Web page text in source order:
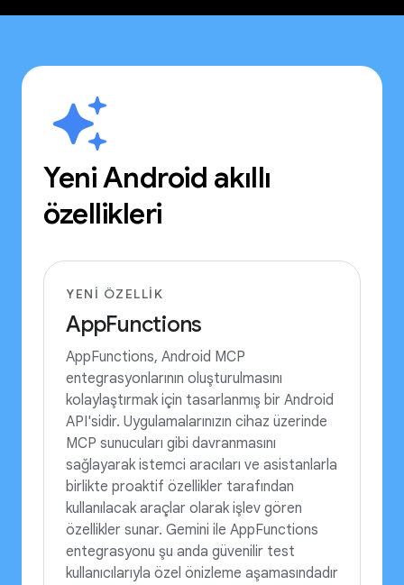
Yeni Android akıllı
özellikleri
YENI ÖZELLIK
AppFunctions
AppFunctions, Android MCP
entegrasyonlarının oluşturulmasını
kolaylaştırmak için tasarlanmış bir Android
API'sidir. Uygulamalarınızın cihaz üzerinde
MCP sunucuları gibi davranmasını
sağlayarak istemci aracıları ve asistanlarla
birlikte proaktif özellikler tarafından
kullanılacak araçlar olarak işlev gören
özellikler sunar. Gemini ile AppFunctions
entegrasyonu şu anda güvenilir test
kullanıcılarıyla özel önizleme aşamasındadır